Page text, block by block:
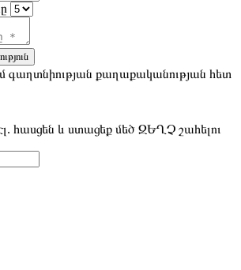
գաղտնիության քաղաքականության հետ
հասցեն և ստացեք մեծ ԶԵՂՉ շահելու